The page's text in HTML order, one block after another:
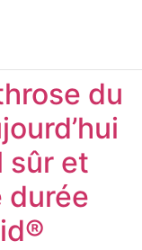
du
sûr et
durée